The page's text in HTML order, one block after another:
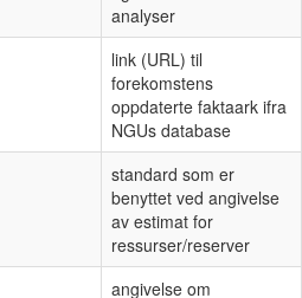
analyser
link (URL) til
forekomstens
oppdaterte faktaark ifra
NGUs database
standard som er
benyttet ved angivelse
av estimat for
ressurser/reserver
angivelse om